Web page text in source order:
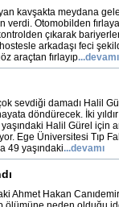
kavşakta meydana
verdi. Otomobilden
çıkarak
arkadaşı feci
araçtan fırlayıp...devamı
sevdiği damadı Halil
döndürecek. İki
Halil Gürel için
Ege Üniversitesi Tıp
49 yaşındaki...devamı
Ahmet Hakan